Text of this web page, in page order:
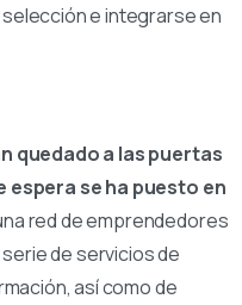
e integrarse en
quedado a las puertas
espera se ha puesto en
red de emprendedores
de servicios de
así como de